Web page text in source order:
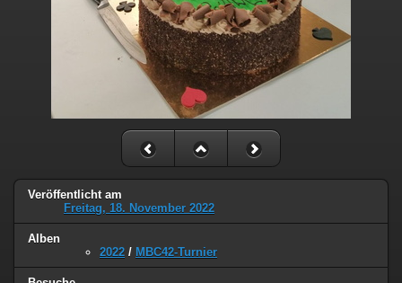
Veröffentlicht am
Freitag, 18. November 2022
Alben
2022 / MBC42-Turnier